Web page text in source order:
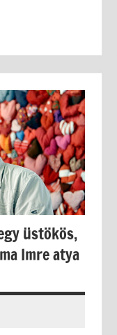
üstökös,
Imre atya